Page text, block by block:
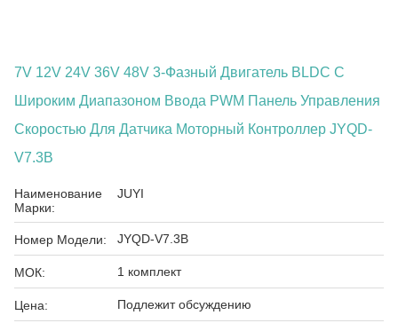
7V 12V 24V 36V 48V 3-Фазный Двигатель BLDC С
Широким Диапазоном Ввода PWM Панель Управления
Скоростью Для Датчика Моторный Контроллер JYQD-
V7.3B
Наименование
Марки:
JUYI
Номер Модели: JYQD-V7.3B
МОК: 1 комплект
Цена: Подлежит обсуждению